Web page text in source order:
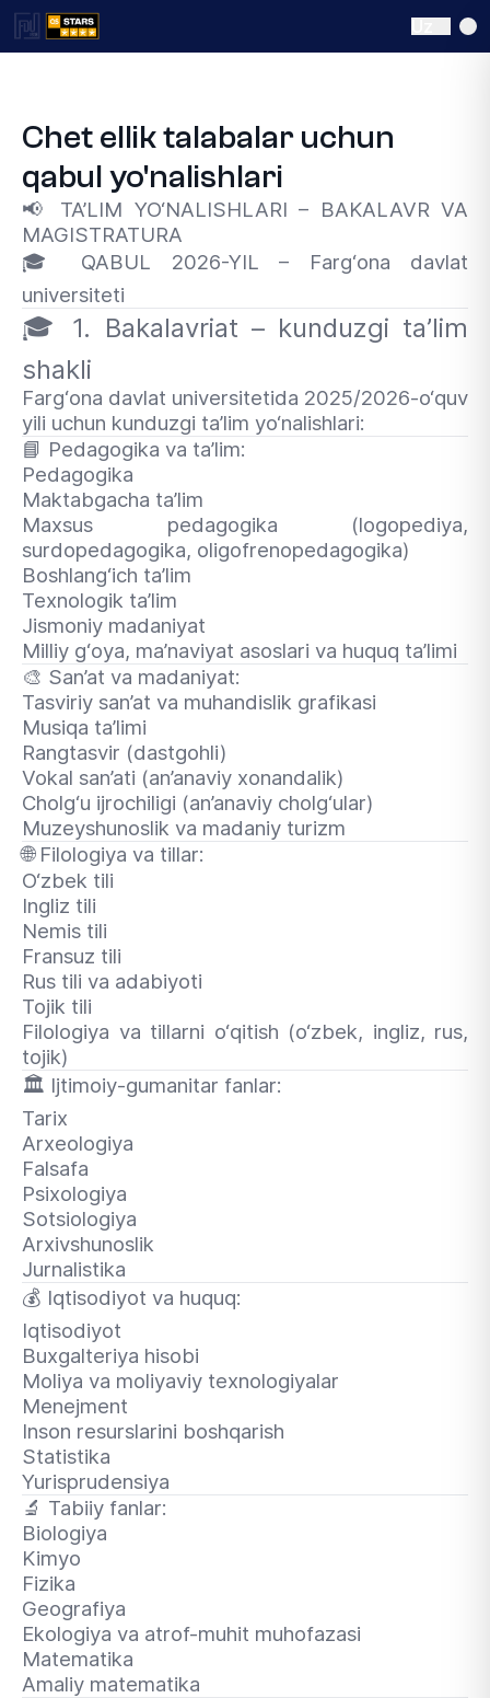
Chet ellik talabalar uchun
qabul yo'nalishlari
📢
TA’LIM YO‘NALISHLARI – BAKALAVR VA
MAGISTRATURA
🎓
QABUL 2026-YIL – Farg‘ona davlat
universiteti
🎓
1. Bakalavriat – kunduzgi ta’lim
shakli
Farg‘ona davlat universitetida 2025/2026-o‘quv
yili uchun kunduzgi ta’lim yo‘nalishlari:
📘 Pedagogika va ta’lim:
Pedagogika
Maktabgacha ta’lim
Maxsus pedagogika (logopediya,
surdopedagogika, oligofrenopedagogika)
Boshlang‘ich ta’lim
Texnologik ta’lim
Jismoniy madaniyat
Milliy g‘oya, ma’naviyat asoslari va huquq ta’limi
🎨 San’at va madaniyat:
Tasviriy san’at va muhandislik grafikasi
Musiqa ta’limi
Rangtasvir (dastgohli)
Vokal san’ati (an’anaviy xonandalik)
Cholg‘u ijrochiligi (an’anaviy cholg‘ular)
Muzeyshunoslik va madaniy turizm
🌐Filologiya va tillar:
O‘zbek tili
Ingliz tili
Nemis tili
Fransuz tili
Rus tili va adabiyoti
Tojik tili
Filologiya va tillarni o‘qitish (o‘zbek, ingliz, rus,
tojik)
🏛 Ijtimoiy-gumanitar fanlar:
Tarix
Arxeologiya
Falsafa
Psixologiya
Sotsiologiya
Arxivshunoslik
Jurnalistika
💰 Iqtisodiyot va huquq:
Iqtisodiyot
Buxgalteriya hisobi
Moliya va moliyaviy texnologiyalar
Menejment
Inson resurslarini boshqarish
Statistika
Yurisprudensiya
🔬 Tabiiy fanlar:
Biologiya
Kimyo
Fizika
Geografiya
Ekologiya va atrof-muhit muhofazasi
Matematika
Amaliy matematika